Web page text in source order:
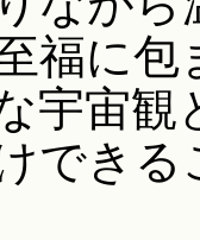
福に
宇宙観
でき